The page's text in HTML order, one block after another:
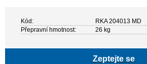
Kód:
RKA 204013 MD
Přepravní hmotnost:
26 kg
Zeptejte se